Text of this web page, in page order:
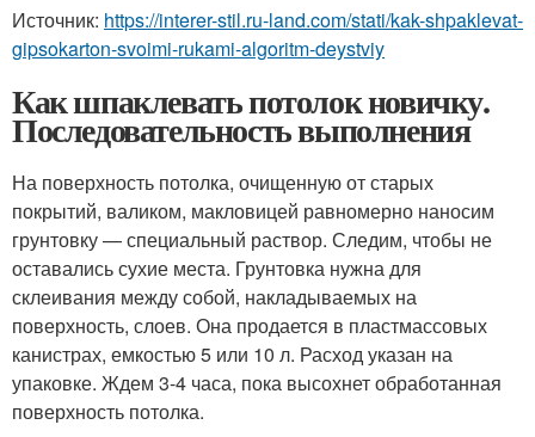
Источник: https://interer-stil.ru-land.com/stati/kak-shpaklevat-
gipsokarton-svoimi-rukami-algoritm-deystviy
Как шпаклевать потолок новичку.
Последовательность выполнения
На поверхность потолка, очищенную от старых
покрытий, валиком, макловицей равномерно наносим
грунтовку — специальный раствор. Следим, чтобы не
оставались сухие места. Грунтовка нужна для
склеивания между собой, накладываемых на
поверхность, слоев. Она продается в пластмассовых
канистрах, емкостью 5 или 10 л. Расход указан на
упаковке. Ждем 3-4 часа, пока высохнет обработанная
поверхность потолка.